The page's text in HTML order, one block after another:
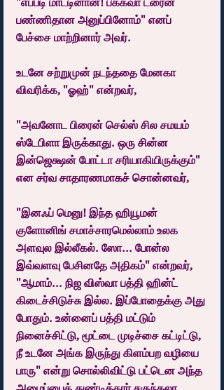
பண்ணிதான அனுப்பினோம்" எனப்
பேச்சை மாற்றினார் அவர்.
உடனே சற்றுமுன் நடந்ததை மேனகா
விவரிக்க, "ஓஹ்" என்றவர்,
"அவனோட பிரைன் செல்ஸ் சில சமயம்
ஸ்டேபிளா இருக்காது. ஒரு சின்ன
இன்ஜெக்ஷன் போட்டா சரியாகியிருக்கும்"
என சர்வ சாதாரணமாகச் சொன்னவர்,
"இனஃப் மெனு! இந்த ஹியூமன்
குளோனிங் சமாச்சாரமெல்லாம் உலக
அளவுல இல்லீகல். ஸோ... போன்ல
இவ்வளவு பேசினதே அதிகம்" என்றவர்,
"ஆமாம்... நிஜ விஸ்வா பத்தி ஹின்ட்
கிடைச்சிடுச்சு இல்ல. இப்போதைக்கு அது
போதும். உன்னைப் பத்தி மட்டும்
நினைச்சிட்டு, மூட்டை முடிச்சை கட்டிட்டு,
நீ உடனே அங்க இருந்து கிளம்பற வழியை
பாரு" என்று சொல்லிவிட்டு பட்டென அந்த